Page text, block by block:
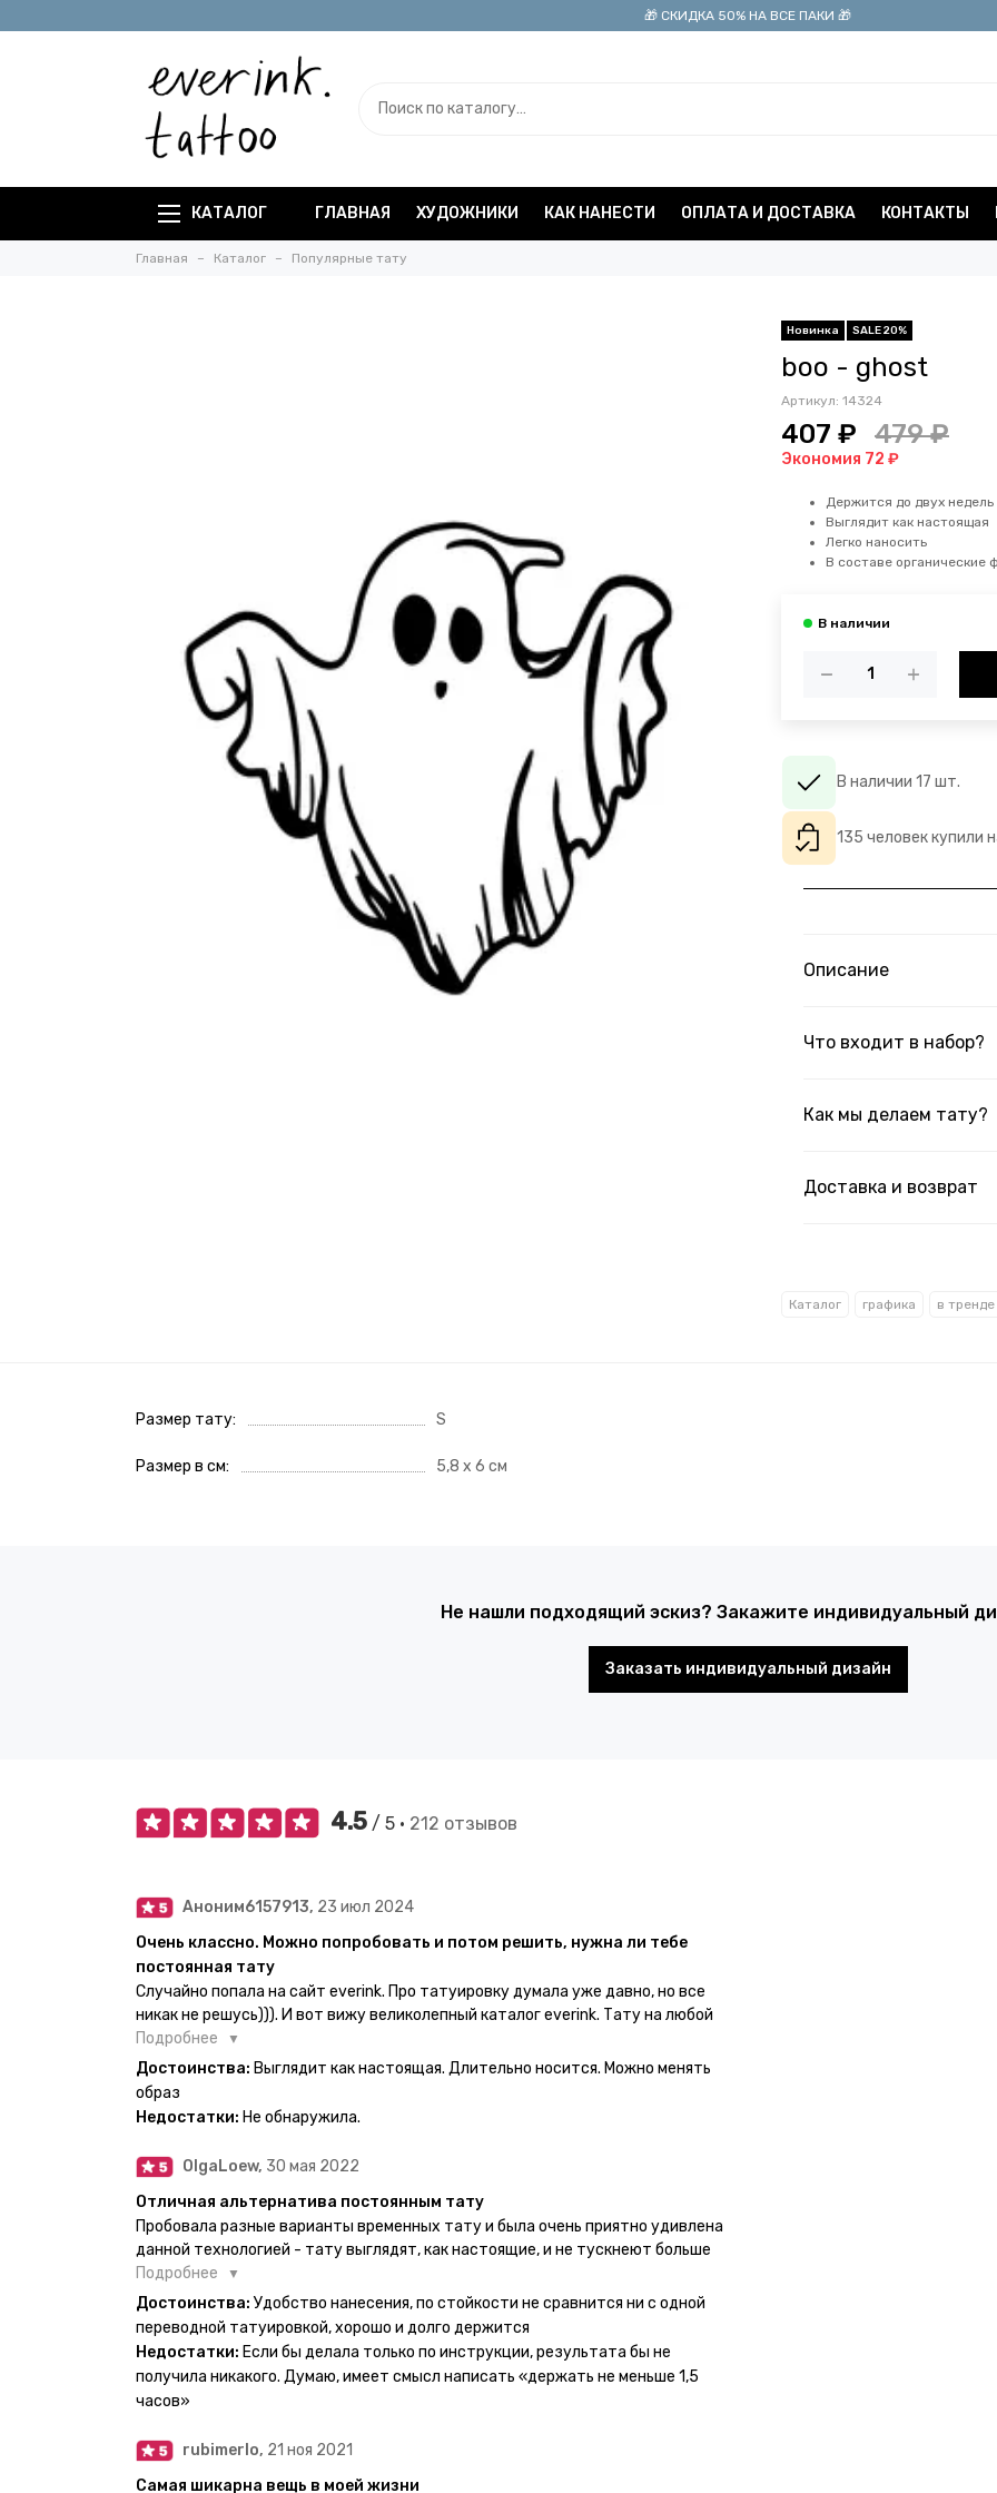
🎁 СКИДКА 50% НА ВСЕ ПАКИ 🎁
КАТАЛОГ ГЛАВНАЯ ХУДОЖНИКИ КАК НАНЕСТИ ОПЛАТА И ДОСТАВКА КОНТАКТЫ
Главная Каталог Популярные тату
Новинка SALE 20%
boo - ghost
Артикул: 14324
407 ₽ 479 ₽
Экономия 72 ₽
Держится до двух недель
Выглядит как настоящая
Легко наносить
В составе органические
В наличии 17 шт.
135 человек купили
Описание
Что входит в набор?
Как мы делаем тату?
Доставка и возврат
Каталог графика в тренде
Размер тату S
Размер в см 5,8 х 6 см
Не нашли подходящий эскиз? Закажите индивидуальный
Заказать индивидуальный дизайн
4.5 / 5 • 212 отзывов
Аноним6157913, 23 июл 2024
Очень классно. Можно попробовать и потом решить, нужна ли тебе
постоянная тату
Случайно попала на сайт everink. Про татуировку думала уже давно, но все
никак не решусь))). И вот вижу великолепный каталог everink. Тату на любой
вкус. Заказала и не пожалела. Супер. Выглядит как настоящая. Посмотрю как
булет ы носке. Обязательно закажу ещё.
Подробнее
Достоинства: Выглядит как настоящая. Длительно носится. Можно менять
образ
Недостатки: Не обнаружила.
OlgaLoew, 30 мая 2022
Отличная альтернатива постоянным тату
Пробовала разные варианты временных тату и была очень приятно удивлена
данной технологией - тату выглядят, как настоящие, и не тускнеют больше
недели даже несмотря на контакты с водой! На сайте очень большой выбор по
тематике и размерам, быстрая доставка. Заказывала сразу несколько штук -
осталась очень довольна. При появлении очередного рисунка у меня на руке
друзья до сих пор каждый раз уточняют, временная ли тату или я всё-таки
решила себе что-то набить :) Т. к. если следовать инструкции, то её
действительно не отличить от настоящей. Главное, не стараться перевести
вследствие чего могут плохо отпечататься какие-то части рисунка. Но это,
скажем так, риски, которые вы берёте на себя сами ;)
Подробнее
Достоинства: Удобство нанесения, по стойкости не сравнится ни с одной
переводной татуировкой, хорошо и долго держится
Недостатки: Если бы делала только по инструкции, результата бы не
получила никакого. Думаю, имеет смысл написать «держать не меньше 1,5
часов»
rubimerlo, 21 ноя 2021
Самая шикарна вещь в моей жизни